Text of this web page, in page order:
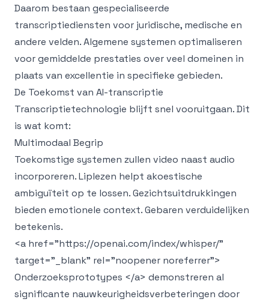
Daarom bestaan gespecialiseerde
transcriptiediensten voor juridische, medische en
andere velden. Algemene systemen optimaliseren
voor gemiddelde prestaties over veel domeinen in
plaats van excellentie in specifieke gebieden.
De Toekomst van AI-transcriptie
Transcriptietechnologie blijft snel vooruitgaan. Dit
is wat komt:
Multimodaal Begrip
Toekomstige systemen zullen video naast audio
incorporeren. Liplezen helpt akoestische
ambiguïteit op te lossen. Gezichtsuitdrukkingen
bieden emotionele context. Gebaren verduidelijken
betekenis.
<a href="https://openai.com/index/whisper/"
target="_blank" rel="noopener noreferrer">
Onderzoeksprototypes </a> demonstreren al
significante nauwkeurigheidsverbeteringen door